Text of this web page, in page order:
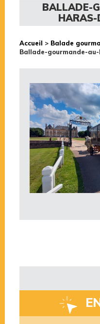
BALLADE-
HARAS-
Accueil > Balade
Ballade-gourmande-